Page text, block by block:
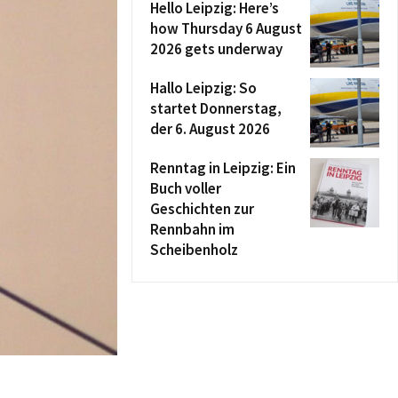
Hello Leipzig: Here’s
how Thursday 6 August
2026 gets underway
Hallo Leipzig: So
startet Donnerstag,
der 6. August 2026
Renntag in Leipzig: Ein
Buch voller
Geschichten zur
Rennbahn im
Scheibenholz